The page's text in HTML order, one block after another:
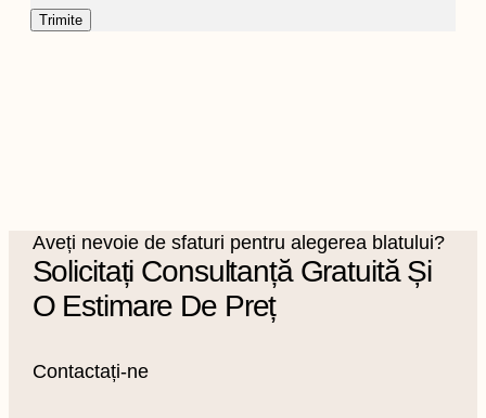
Aveți nevoie de sfaturi pentru alegerea blatului?
Solicitați Consultanță Gratuită Și
O Estimare De Preț
Contactați-ne